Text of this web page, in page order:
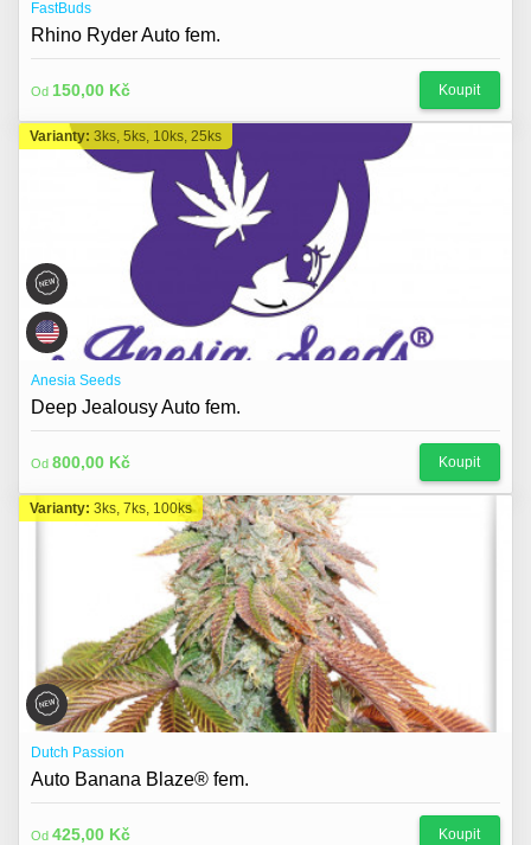
FastBuds
Rhino Ryder Auto fem.
Od 150,00 Kč Koupit
Varianty: 3ks, 5ks, 10ks, 25ks
Anesia Seeds
Deep Jealousy Auto fem.
Od 800,00 Kč Koupit
Varianty: 3ks, 7ks, 100ks
Dutch Passion
Auto Banana Blaze® fem.
Od 425,00 Kč Koupit